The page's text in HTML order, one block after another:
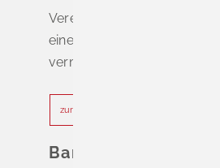
Vereinbaren Sie online oder
einen Termin, um
vermeiden.
zur Terminvereinbarung
Bankverbindung